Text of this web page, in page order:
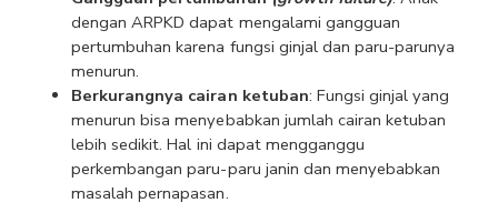
dengan ARPKD dapat mengalami gangguan
pertumbuhan karena fungsi ginjal dan paru-parunya
menurun.
Berkurangnya cairan ketuban: Fungsi ginjal yang
menurun bisa menyebabkan jumlah cairan ketuban
lebih sedikit. Hal ini dapat mengganggu
perkembangan paru-paru janin dan menyebabkan
masalah pernapasan.